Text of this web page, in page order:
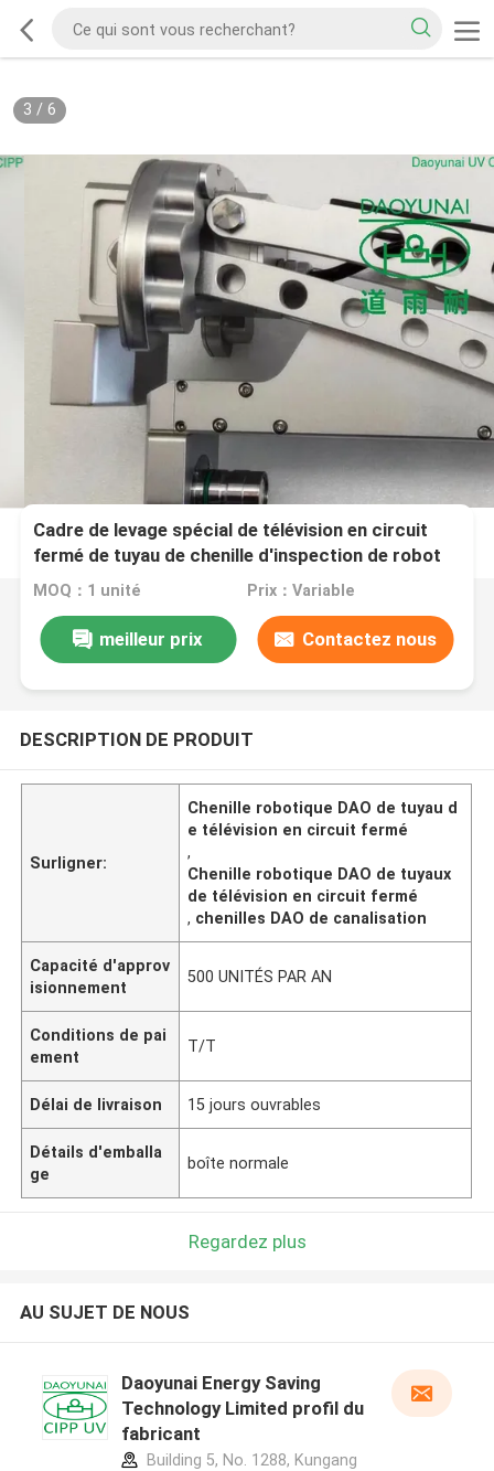
3 / 6
Cadre de levage spécial de télévision en circuit
fermé de tuyau de chenille d'inspection de robot
robotique d'équipement
MOQ：1 unité Prix：Variable
meilleur prix Contactez nous
DESCRIPTION DE PRODUIT
Surligner:
Chenille robotique DAO de tuyau d
e télévision en circuit fermé
,
Chenille robotique DAO de tuyaux
de télévision en circuit fermé
, chenilles DAO de canalisation
Capacité d'approv
isionnement
500 UNITÉS PAR AN
Conditions de pai
ement
T/T
Délai de livraison 15 jours ouvrables
Détails d'emballa
ge
boîte normale
Regardez plus
AU SUJET DE NOUS
Daoyunai Energy Saving
Technology Limited profil du
fabricant
Building 5, No. 1288, Kungang